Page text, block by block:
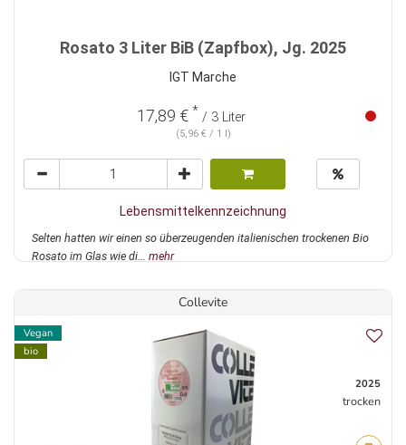
Rosato 3 Liter BiB (Zapfbox), Jg. 2025
IGT Marche
17,89 € * / 3 Liter
(5,96 € / 1 l)
Lebensmittelkennzeichnung
Selten hatten wir einen so überzeugenden italienischen trockenen Bio
Rosato im Glas wie di... mehr
Collevite
Vegan
bio
2025
trocken